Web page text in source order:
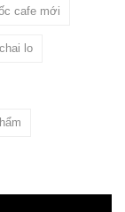
cafe mới
lo